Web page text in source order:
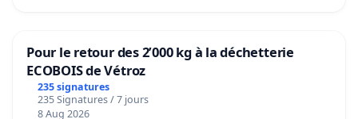
Pour le retour des 2’000 kg à la déchetterie
ECOBOIS de Vétroz
235 signatures
235 Signatures / 7 jours
8 Aug 2026